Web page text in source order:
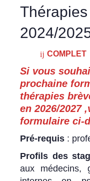
2024/
COMPLET
Si vous
prochaine
thérapies
en 2026/2027
formulaire ci-
Pré-requis :
Profils des
aux médecins,